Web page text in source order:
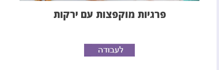
פרגיות מוקפצות עם ירקות